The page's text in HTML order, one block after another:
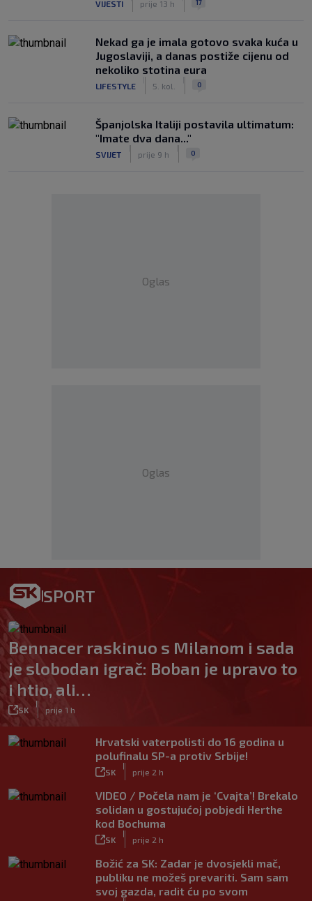
VIJESTI prije 13 h 17
Nekad ga je imala gotovo svaka kuća u
Jugoslaviji, a danas postiže cijenu od
nekoliko stotina eura
LIFESTYLE 5. kol. 0
Španjolska Italiji postavila ultimatum:
"Imate dva dana..."
SVIJET prije 9 h 0
Oglas
Oglas
SPORT
Bennacer raskinuo s Milanom i sada
je slobodan igrač: Boban je upravo to
i htio, ali…
SK prije 1 h
Hrvatski vaterpolisti do 16 godina u
polufinalu SP-a protiv Srbije!
SK prije 2 h
VIDEO / Počela nam je ‘Cvajta’! Brekalo
solidan u gostujućoj pobjedi Herthe
kod Bochuma
SK prije 2 h
Božić za SK: Zadar je dvosjekli mač,
publiku ne možeš prevariti. Sam sam
svoj gazda, radit ću po svom